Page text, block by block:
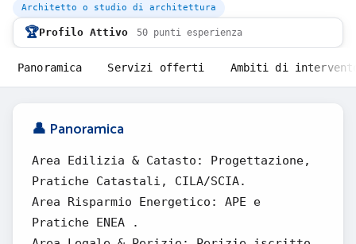
Architetto o studio di architettura
🏆Profilo Attivo 50 punti esperienza
Panoramica Servizi offerti Ambiti di
👤 Panoramica
Area Edilizia & Catasto: Progettazione,
Pratiche Catastali, CILA/SCIA.
Area Risparmio Energetico: APE e
Pratiche ENEA .